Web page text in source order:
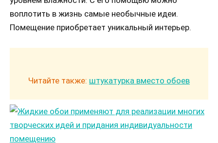
воплотить в жизнь самые необычные идеи.
Помещение приобретает уникальный интерьер.
Читайте также: штукатурка вместо обоев